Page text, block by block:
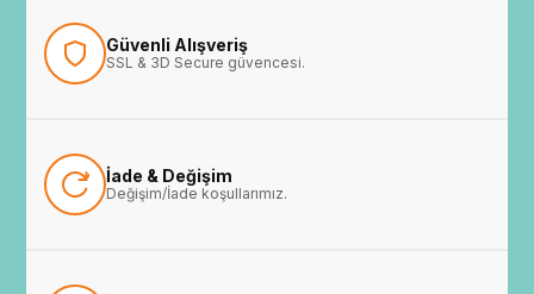
Güvenli Alışveriş
SSL & 3D Secure güvencesi.
İade & Değişim
Değişim/İade koşullarımız.